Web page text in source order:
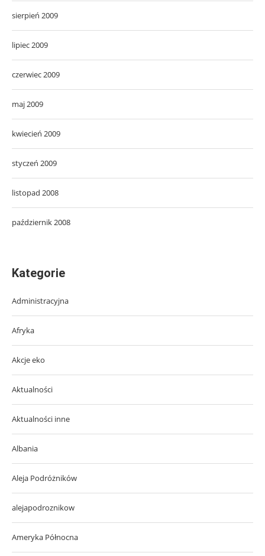
sierpień 2009
lipiec 2009
czerwiec 2009
maj 2009
kwiecień 2009
styczeń 2009
listopad 2008
październik 2008
Kategorie
Administracyjna
Afryka
Akcje eko
Aktualności
Aktualności inne
Albania
Aleja Podróżników
alejapodroznikow
Ameryka Północna